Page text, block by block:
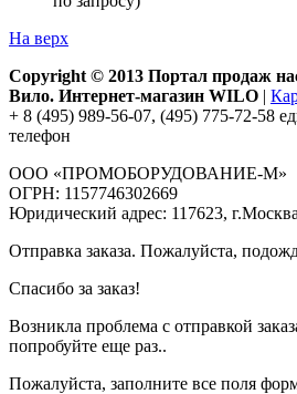
На верх
Copyright © 2013 Портал продаж
Вило. Интернет-магазин WILO |
+ 8 (495) 989-56-07, (495) 775-72-58
телефон
ООО «ПРОМОБОРУДОВАНИЕ-М»
ОГРН: 1157746302669
Юридический адрес: 117623,
Отправка заказа. Пожалуйста,
Спасибо за заказ!
Возникла проблема с отправкой
попробуйте еще раз..
Пожалуйста, заполните все поля